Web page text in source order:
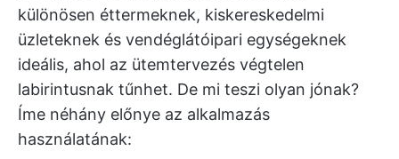
különösen éttermeknek, kiskereskedelmi
üzleteknek és vendéglátóipari egységeknek
ideális, ahol az ütemtervezés végtelen
labirintusnak tűnhet. De mi teszi olyan jónak?
Íme néhány előnye az alkalmazás
használatának: